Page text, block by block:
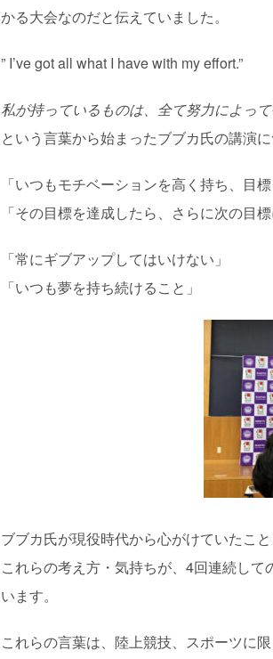
かる大会なのだと伝えていました。
” I’ve got all what I have with my effort.”
私が持っているものは、全て努力によっ
という言葉から始まったブブカ氏の講演
「いつもモチベーションを高く持ち、目
「その目標を達成したら、さらに次の目標
「常にギブアップしてはいけない」
「いつも夢を持ち続けること」
ブブカ氏が現役時代から心がけていたこと
これらの考え方・気持ちが、4回連続し
います。
これらの言葉は、陸上競技、スポーツに